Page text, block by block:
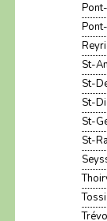
St-
St-
St-
St-
St-